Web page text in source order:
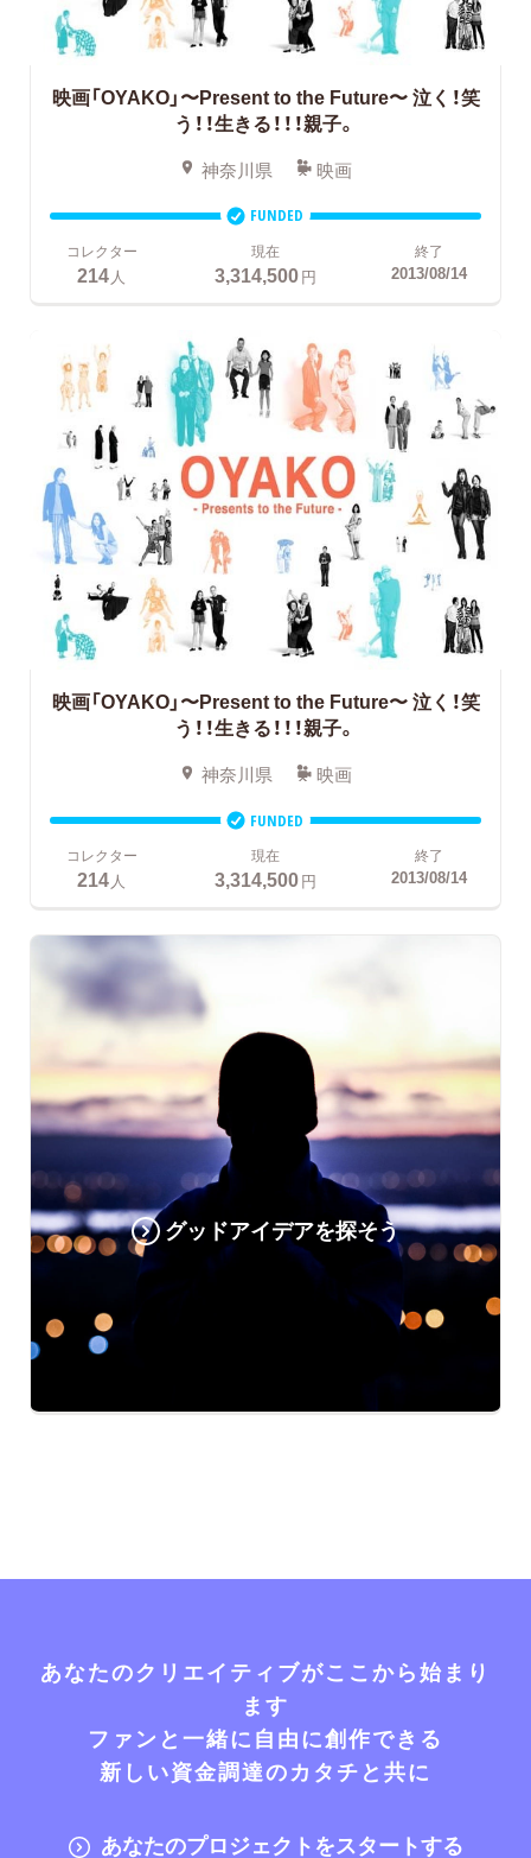
映画「OYAKO」〜Present to the Future〜 泣く！笑
う！！生きる！！！親子。
神奈川県 映画
FUNDED
コレクター
214 人
現在
3,314,500円
終了
2013/08/14
映画「OYAKO」〜Present to the Future〜 泣く！笑
う！！生きる！！！親子。
神奈川県 映画
FUNDED
コレクター
214人
現在
3,314,500円
終了
2013/08/14
グッドアイデアを探そう
あなたのクリエイティブがここから始まり
ます
ファンと一緒に自由に創作できる
新しい資金調達のカタチと共に
あなたのプロジェクトをスタートする